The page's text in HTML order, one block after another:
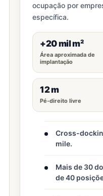
ocupação por
específica.
+20 mil m²
Área aproximada de
implantação
12 m
Pé-direito livre
Cross-
mile.
Mais de 30
de 40